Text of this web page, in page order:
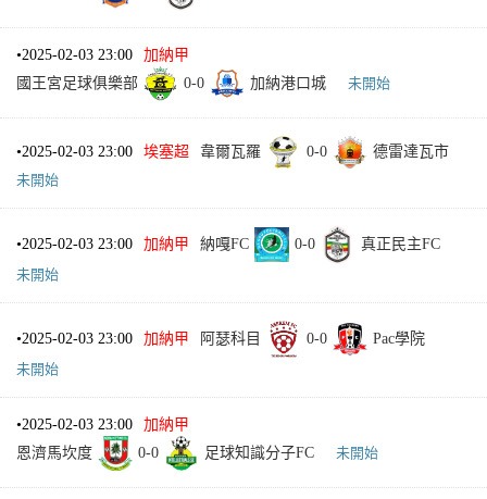
•2025-02-03 23:00
加納甲
國王宮足球俱樂部
0-0 加納港口城 未開始
•2025-02-03 23:00 埃塞超 韋爾瓦羅 0-0
德雷達瓦市
未開始
•2025-02-03 23:00 加納甲 納嘎FC 0-0
真正民主FC
未開始
•2025-02-03 23:00 加納甲 阿瑟科目 0-0
Pac學院
未開始
•2025-02-03 23:00
加納甲
恩濟馬坎度
0-0 足球知識分子FC 未開始